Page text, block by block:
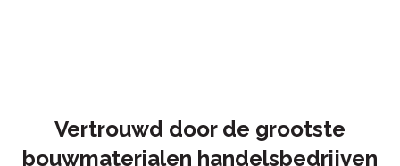
Vertrouwd door de grootste
bouwmaterialen handelsbedrijven